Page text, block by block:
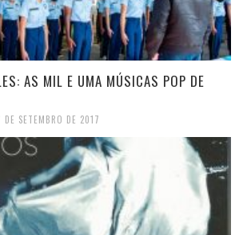
AS MIL E UMA MÚSICAS POP DE
DE SETEMBRO DE 2017